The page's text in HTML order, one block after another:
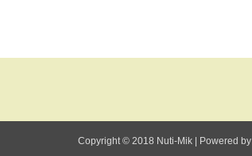
Copyright © 2018 Nuti-Mik Powered by